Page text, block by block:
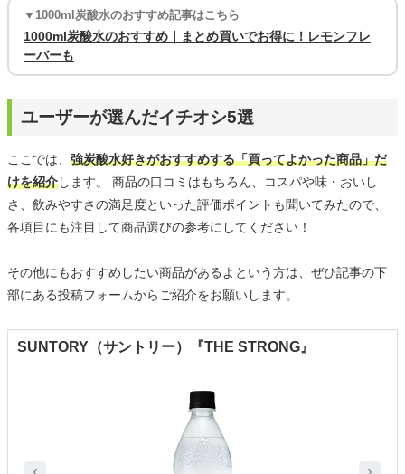
▼1000ml炭酸水のおすすめ記事はこちら
1000ml炭酸水のおすすめ｜まとめ買いでお得に！レモンフレ
ーバーも
ユーザーが選んだイチオシ5選
ここでは、 強炭酸水好きがおすすめする「買ってよかった商品」だ
けを紹介します。 商品の口コミはもちろん、コスパや味・おいし
さ、飲みやすさの満足度といった評価ポイントも聞いてみたので、
各項目にも注目して商品選びの参考にしてください！
その他にもおすすめしたい商品があるよという方は、ぜひ記事の下
部にある投稿フォームからご紹介をお願いします。
SUNTORY（サントリー）『THE STRONG』